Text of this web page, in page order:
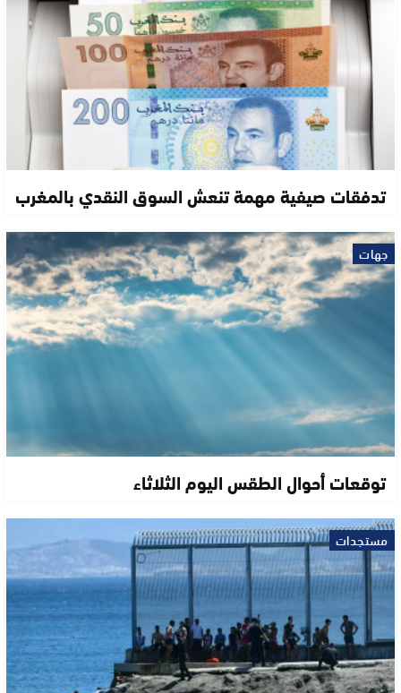
تدفقات صيفية مهمة تنعش السوق النقدي بالمغرب
جهات
توقعات أحوال الطقس اليوم الثلاثاء
مستجدات